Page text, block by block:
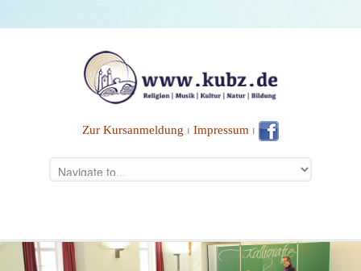
Zur Kursanmeldung ⏐ Impressum ⏐